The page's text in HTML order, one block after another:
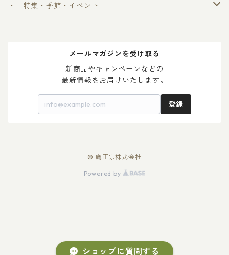
ショップに質問する
＞ 爽和場シリーズ
＞ 爽和場セット
・ 特集・季節・イベント
＞ 母の日 2024
メールマガジンを受け取る
新商品やキャンペーンなどの
最新情報をお届けいたします。
登録
© 鷹正宗株式会社
Powered by